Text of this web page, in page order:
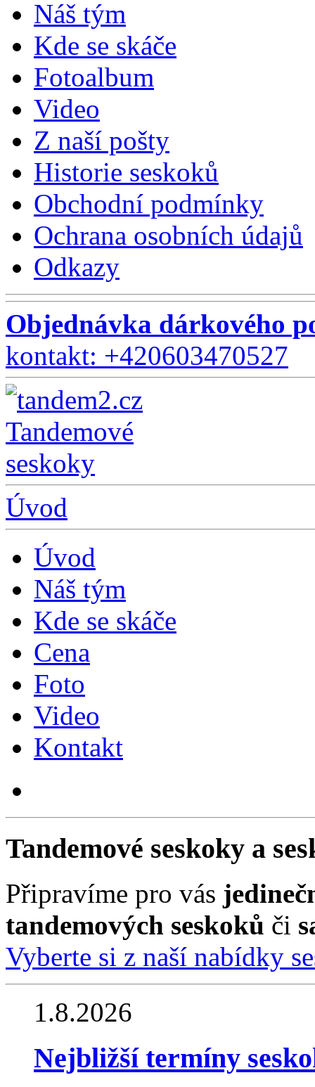
Náš tým
Kde se skáče
Fotoalbum
Video
Z naší pošty
Historie seskoků
Obchodní podmínky
Ochrana osobních údajů
Odkazy
Objednávka dárkového
kontakt: +420603470527
Úvod
Úvod
Náš tým
Kde se skáče
Cena
Foto
Video
Kontakt
Tandemové seskoky a
Připravíme pro vás
tandemových seskoků či
Vyberte si z naší nabídky
1.8.2026
Nejbližší termíny